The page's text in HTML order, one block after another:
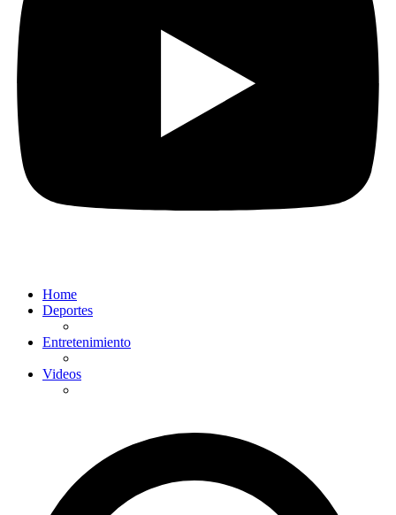
Home
Deportes
Entretenimiento
Videos